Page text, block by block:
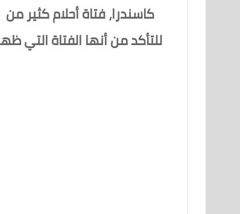
كاسندرا، فتاة أحلام كثير
للتأكد من أنها الفتاة التي